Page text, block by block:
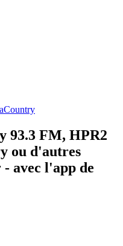
Country
93.3 FM, HPR2
ou d'autres
avec l'app de